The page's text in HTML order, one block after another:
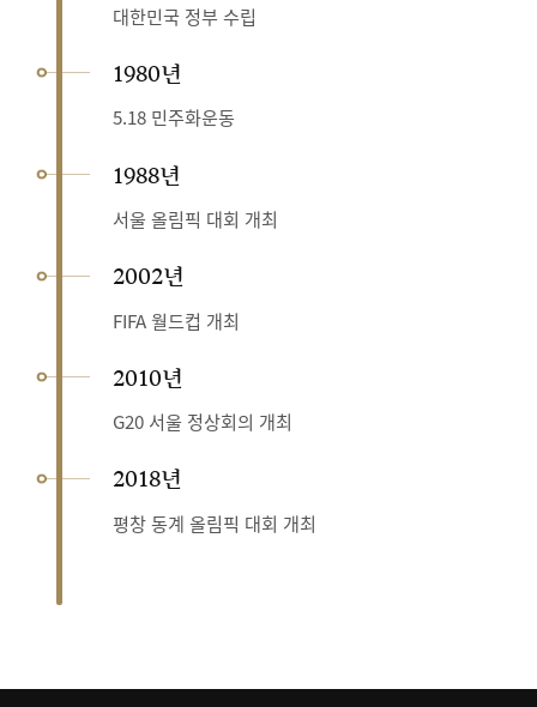
대한민국 정부 수립
1980년
5.18 민주화운동
1988년
서울 올림픽 대회 개최
2002년
FIFA 월드컵 개최
2010년
G20 서울 정상회의 개최
2018년
평창 동계 올림픽 대회 개최